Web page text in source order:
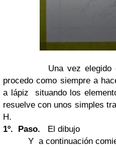
Una vez elegido el
procedo como siempre a
a lápiz situando los
resuelve con unos simples
H.
1º. Paso. El dibujo
Y a continuación